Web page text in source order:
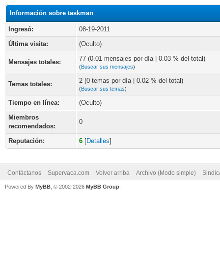
Información sobre taskman
Ingresó:
08-19-2011
Última visita:
(Oculto)
Mensajes totales: 77 (0.01 mensajes por día | 0.03 % del total)
(Buscar sus mensajes)
Temas totales: 2 (0 temas por día | 0.02 % del total)
(Buscar sus temas)
Tiempo en línea:
(Oculto)
Miembros
recomendados:
0
Reputación: 6 [Detalles]
Contáctanos Supervaca.com Volver arriba Archivo (Modo simple)
Powered By MyBB , © 2002-2026 MyBB Group